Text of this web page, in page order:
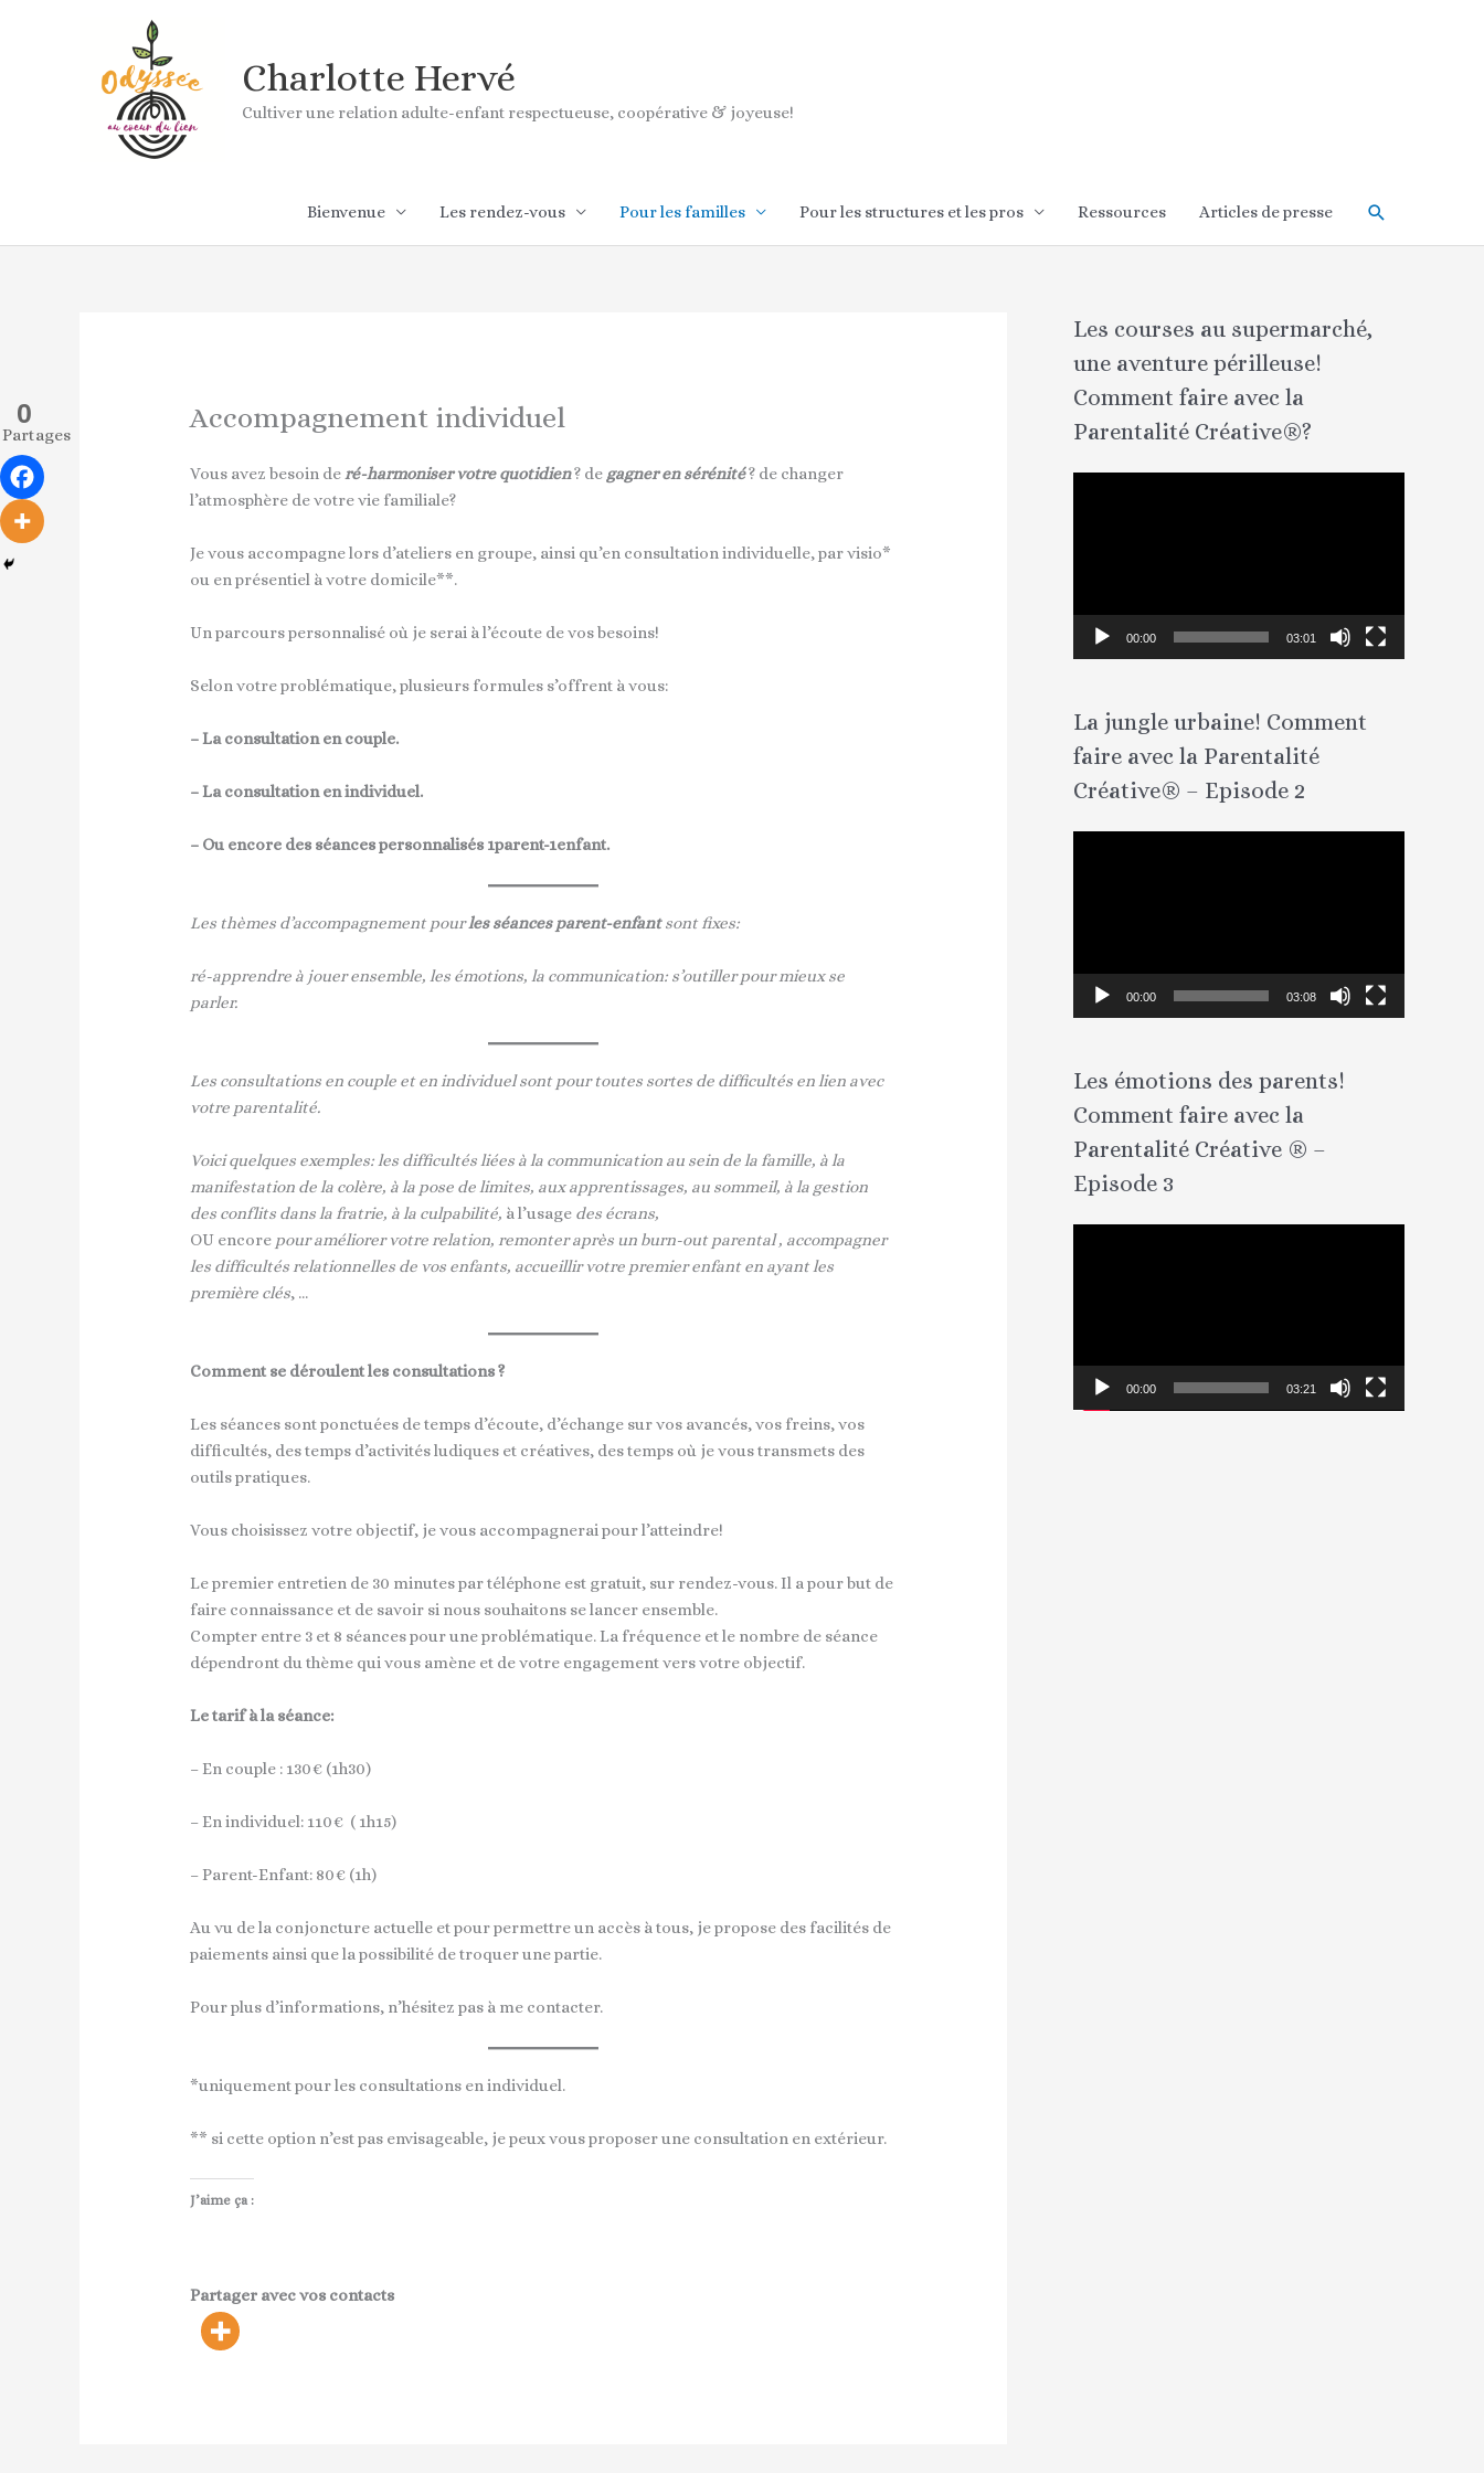
Charlotte Hervé
Cultiver une relation adulte-enfant respectueuse, coopérative & joyeuse!
Bienvenue Les rendez-vous Pour les familles Pour les structures et les pros Ressources Articles de presse Rechercher
Accompagnement individuel
Vous avez besoin de ré-harmoniser votre quotidien? de gagner en sérénité? de changer
l’atmosphère de votre vie familiale?
Je vous accompagne lors d’ateliers en groupe, ainsi qu’en consultation individuelle, par visio*
ou en présentiel à votre domicile**.
Un parcours personnalisé où je serai à l’écoute de vos besoins!
Selon votre problématique, plusieurs formules s’offrent à vous:
– La consultation en couple.
– La consultation en individuel.
– Ou encore des séances personnalisés 1parent-1enfant.
Les thèmes d’accompagnement pourles séances parent-enfantsont fixes:
ré-apprendre à jouer ensemble, les émotions, la communication: s’outiller pour mieux se
parler.
Les consultations en couple et en individuel sont pour toutes sortes de difficultés en lien avec
votre parentalité.
Voici quelques exemples: les difficultés liées à la communication au sein de la famille, à la
manifestation de la colère, à la pose de limites, aux apprentissages, au sommeil, à la gestion
des conflits dans la fratrie, à la culpabilité, à l’usage des écrans,
OU encore pour améliorer votre relation, remonter après un burn-out parental , accompagner
les difficultés relationnelles de vos enfants, accueillir votre premier enfant en ayant les
première clés, …
Comment se déroulent les consultations ?
Les séances sont ponctuées de temps d’écoute, d’échange sur vos avancés, vos freins, vos
difficultés, des temps d’activités ludiques et créatives, des temps où je vous transmets des
outils pratiques.
Vous choisissez votre objectif, je vous accompagnerai pour l’atteindre!
Le premier entretien de 30 minutes par téléphone est gratuit, sur rendez-vous. Il a pour but de
faire connaissance et de savoir si nous souhaitons se lancer ensemble.
Compter entre 3 et 8 séances pour une problématique. La fréquence et le nombre de séance
dépendront du thème qui vous amène et de votre engagement vers votre objectif.
Le tarif à la séance:
– En couple : 130€ (1h30)
– En individuel: 110€ ( 1h15)
– Parent-Enfant: 80€ (1h)
Au vu de la conjoncture actuelle et pour permettre un accès à tous, je propose des facilités de
paiements ainsi que la possibilité de troquer une partie.
Pour plus d’informations, n’hésitez pas à me contacter.
*uniquement pour les consultations en individuel.
** si cette option n’est pas envisageable, je peux vous proposer une consultation en extérieur.
J’aime ça :
Partager avec vos contacts
0
Partages
Les courses au supermarché,
une aventure périlleuse!
Comment faire avec la
Parentalité Créative®?
e
v
i
d
00:00 03:01
La jungle urbaine! Comment
faire avec la Parentalité
Créative® – Episode 2
e
v
i
d
é
00:00 03:08
Les émotions des parents!
Comment faire avec la
Parentalité Créative ® –
Episode 3
e
00:00 03:21